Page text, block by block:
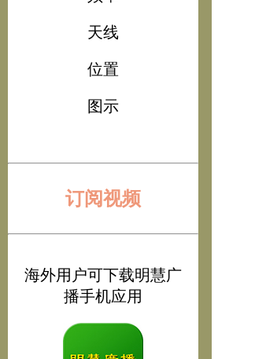
天线
位置
图示
订阅视频
海外用户可下载明慧广
播手机应用